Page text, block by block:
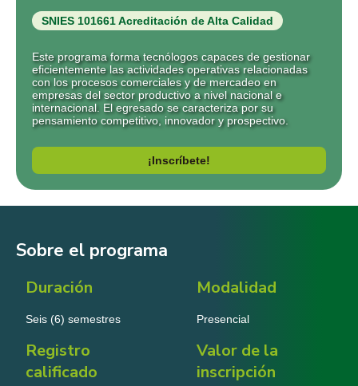
SNIES 101661 Acreditación de Alta Calidad
Este programa forma tecnólogos capaces de gestionar
eficientemente las actividades operativas relacionadas
con los procesos comerciales y de mercadeo en
empresas del sector productivo a nivel nacional e
internacional. El egresado se caracteriza por su
pensamiento competitivo, innovador y prospectivo.
¡Inscríbete!
Sobre el programa
Duración
Seis (6) semestres
Modalidad
Presencial
Registro
calificado
Valor de la
inscripción